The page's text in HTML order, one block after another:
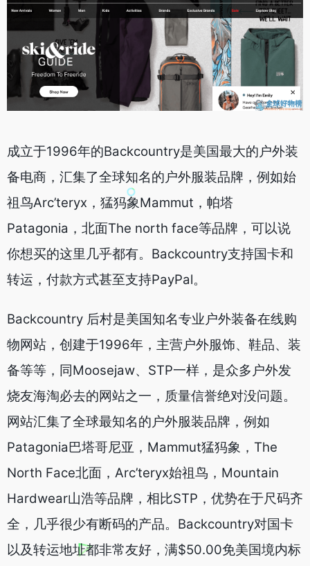
成立于1996年的Backcountry是美国最大的户外装
备电商，汇集了全球知名的户外服装品牌，例如始
祖鸟Arc’teryx，猛犸象Mammut，帕塔
Patagonia，北面The north face等品牌，可以说
你想买的这里几乎都有。Backcountry支持国卡和
转运，付款方式甚至支持PayPal。
Backcountry 后村是美国知名专业户外装备在线购
物网站，创建于1996年，主营户外服饰、鞋品、装
备等等，同Moosejaw、STP一样，是众多户外发
烧友海淘必去的网站之一，质量信誉绝对没问题。
网站汇集了全球最知名的户外服装品牌，例如
Patagonia巴塔哥尼亚，Mammut猛犸象，The
North Face北面，Arc’teryx始祖鸟，Mountain
Hardwear山浩等品牌，相比STP，优势在于尺码齐
全，几乎很少有断码的产品。Backcountry对国卡
以及转运地址都非常友好，满$50.00免美国境内标